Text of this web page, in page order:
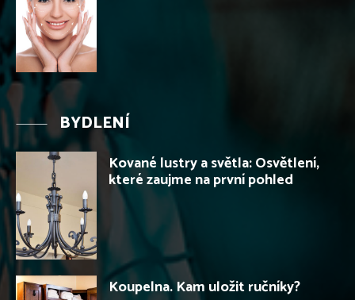
BYDLENÍ
Kované lustry a světla: Osvětlení,
které zaujme na první pohled
Koupelna. Kam uložit ručníky?